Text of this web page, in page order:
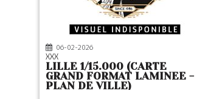
06-02-2026
XXX
LILLE 1/15.000 (CARTE
GRAND FORMAT LAMINEE -
PLAN DE VILLE)